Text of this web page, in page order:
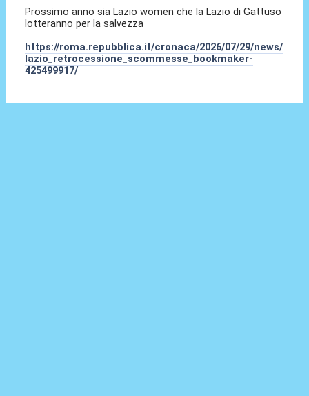
Prossimo anno sia Lazio women che la Lazio di Gattuso
lotteranno per la salvezza
https://roma.repubblica.it/cronaca/2026/07/29/news/
lazio_retrocessione_scommesse_bookmaker-
425499917/